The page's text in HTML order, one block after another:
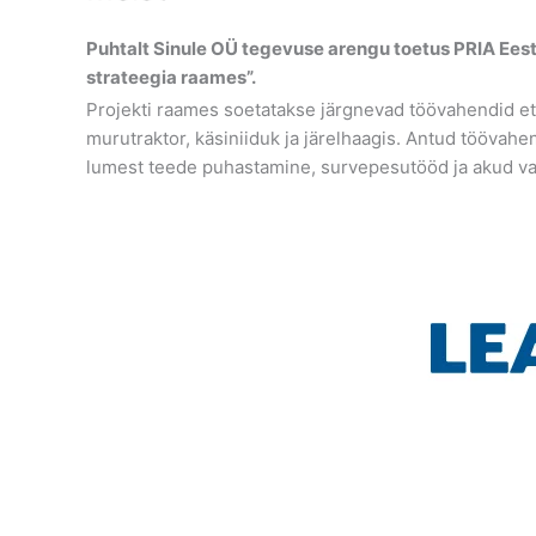
Puhtalt Sinule OÜ tegevuse arengu toetus PRIA
strateegia raames”.
Projekti raames soetatakse järgnevad töövahendid
murutraktor, käsiniiduk ja järelhaagis. Antud
lumest teede puhastamine, survepesutööd ja akud